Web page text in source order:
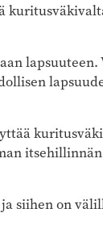
siihen on